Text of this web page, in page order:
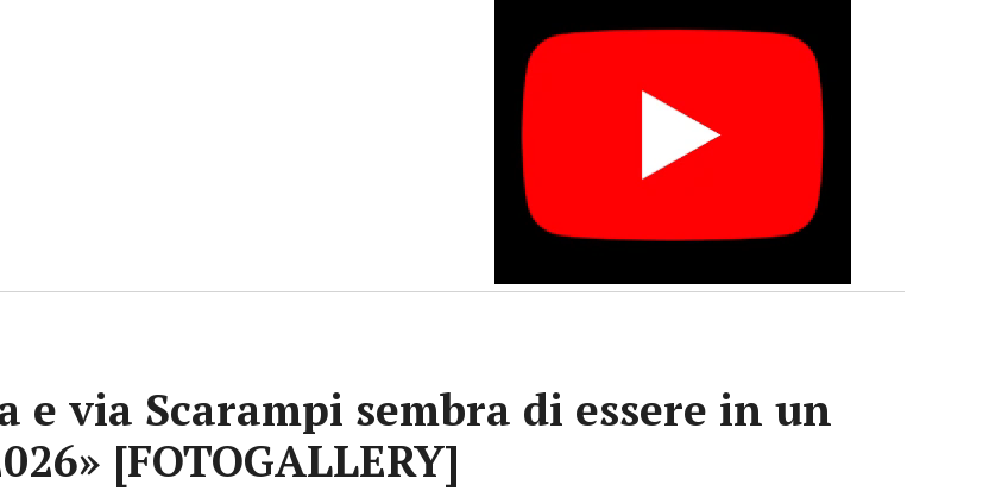
e via Scarampi sembra di essere in un
[FOTOGALLERY]